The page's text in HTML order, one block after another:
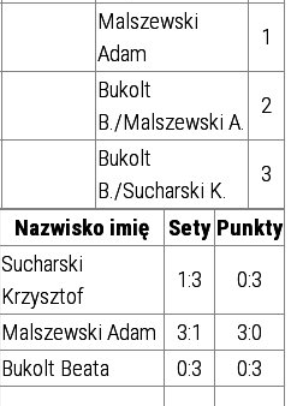
Malszewski
Adam
1
Bukolt
B./Malszewski A.
2
Bukolt
B./Sucharski K.
3
Nazwisko imię Sety Punkty
Sucharski
Krzysztof
1:3
0:3
Malszewski Adam 3:1
3:0
Bukolt Beata 0:3 0:3